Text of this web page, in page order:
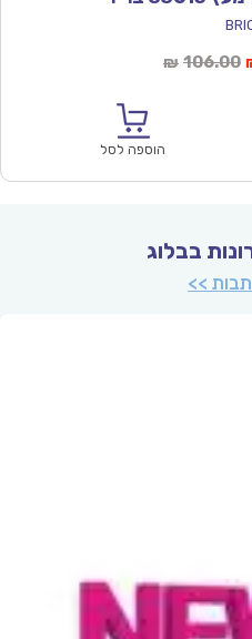
₪ 106.00
הוספה לסל
בבלוג
>>